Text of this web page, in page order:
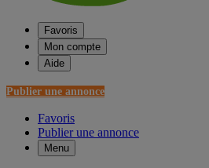
Favoris
Mon compte
Aide
Publier une annonce
Favoris
Publier une annonce
Menu